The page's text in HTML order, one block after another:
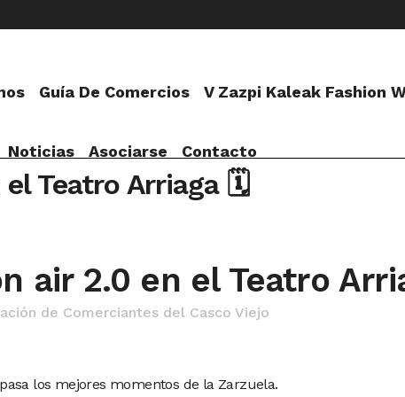
Guía De Comercios V Zazpi Kaleak Fashion
Noticias Asociarse Contacto
Teatro Arriaga 🗓
air 2.0 en el Teatro
de Comerciantes del Casco Viejo
los mejores momentos de la Zarzuela.